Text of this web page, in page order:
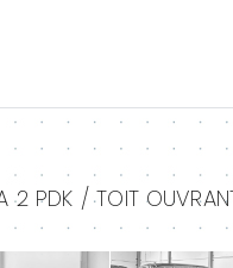
2 PDK / TOIT
+